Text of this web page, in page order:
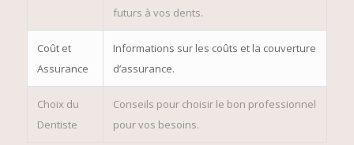
futurs à vos dents.
Coût et
Assurance
Informations sur les coûts et la couverture
d’assurance.
Choix du
Dentiste
Conseils pour choisir le bon professionnel
pour vos besoins.